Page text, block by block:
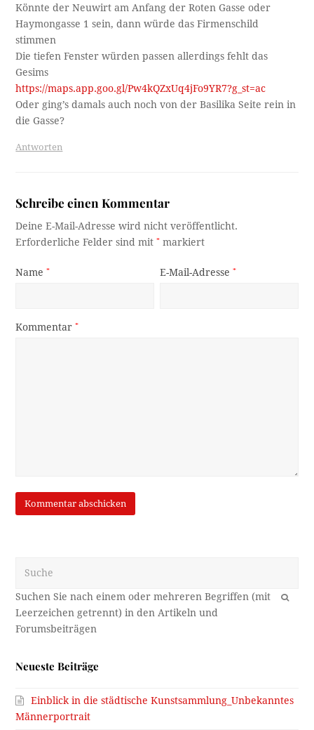
Könnte der Neuwirt am Anfang der Roten Gasse oder
Haymongasse 1 sein, dann würde das Firmenschild
stimmen
Die tiefen Fenster würden passen allerdings fehlt das
Gesims
https://maps.app.goo.gl/Pw4kQZxUq4jFo9YR7?g_st=ac
Oder ging’s damals auch noch von der Basilika Seite rein in
die Gasse?
Antworten
Schreibe einen Kommentar
Deine E-Mail-Adresse wird nicht veröffentlicht.
Erforderliche Felder sind mit* markiert
Name* E-Mail-Adresse*
Kommentar*
OK
Neueste Beiträge
Einblick in die städtische Kunstsammlung_Unbekanntes
Männerportrait